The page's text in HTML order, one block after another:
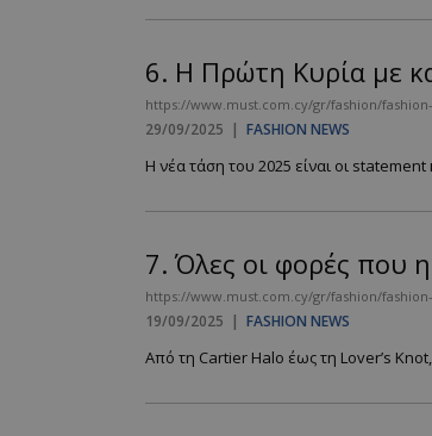
6. Η Πρώτη Κυρία με
https://www.must.com.cy/gr/fashion/
29/09/2025 | FASHION NEWS
Η νέα τάση του 2025 είναι οι statement
7. Όλες οι φορές που
https://www.must.com.cy/gr/fashion/
19/09/2025 | FASHION NEWS
Από τη Cartier Halo έως τη Lover’s Knot,